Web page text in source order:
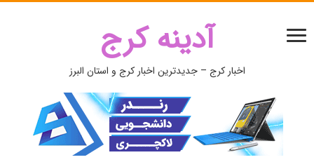
آدینه کرج
اخبار کرج – جدیدترین اخبار کرج و استان البرز